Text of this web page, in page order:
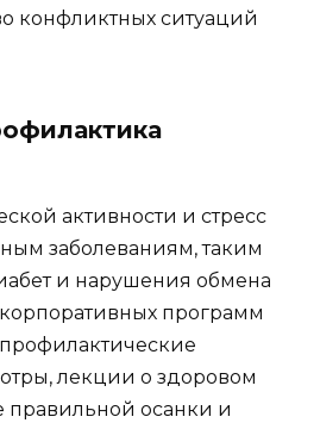
конфликтных ситуаций
активности и стресс
заболеваниям, таким
и нарушения обмена
программ
лекции о здоровом
правильной осанки и